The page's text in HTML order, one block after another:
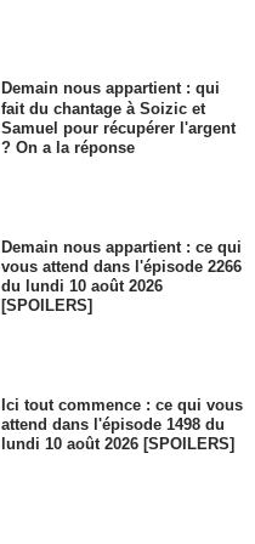
Demain nous appartient : qui
fait du chantage à Soizic et
Samuel pour récupérer l'argent
? On a la réponse
Demain nous appartient : ce qui
vous attend dans l'épisode 2266
du lundi 10 août 2026
[SPOILERS]
Ici tout commence : ce qui vous
attend dans l'épisode 1498 du
lundi 10 août 2026 [SPOILERS]